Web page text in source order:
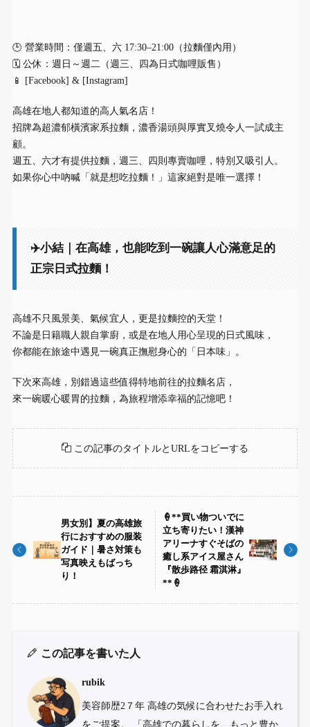
🕒 營業時間：僅週五、六 17:30–21:00（拉麵僅內用）
🗓 公休：週日～週二（週三、四為日式咖哩販售）
📱 [Facebook] & [Instagram]
高雄在地人都知道的高人氣名店！
招牌為超濃郁橫濱家系拉麵，濃香湯頭與厚實叉燒令人一試成主
顧。
週五、六才有提供拉麵，週三、四則專賣咖哩，特別又吸引人。
如果你心中吶喊「就是想吃拉麵！」這家絕對是唯一選擇！
✈️小結｜在高雄，也能吃到一碗讓人心滿意足的
正宗日式拉麵！
高雄不只風景美、氣候宜人，更是拉麵控的天堂！
不論是日籍職人親自掌廚，或是在地人用心呈現的日式風味，
你都能在旅途中遇見一碗真正撫慰身心的「日本味」。
下次來高雄，別錯過這些值得特地前往的拉麵名店，
來一碗暖心暖胃的拉麵，為旅程增添幸福的記憶吧！
この記事のタイトルとURLをコピーする
男女別】夏の高雄旅
行におすすめの服装
ガイド｜暑さ対策も
写真映えもばっち
り！
🍦**買い物ついでに
立ち寄りたい！漢神
アリーナすぐそばの
癒し系アイス屋さん
『散歩路径 霜淇淋』
**🍦
この記事を書いた人
rubik
美容師歴2７年 高雄の気候に合わせたお手入れ
をご提案。 「高雄での暮らしを、もっと豊か